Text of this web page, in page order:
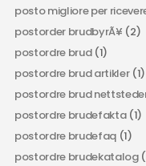
posto migliore per
postorder brudbyrÃ¥ (2)
postordre brud(1)
postordre brud artikler(1)
postordre brud
postordre brudefakta(1)
postordre brudefaq (1)
postordre brudekatalog